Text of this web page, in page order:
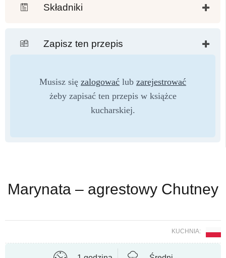
Składniki
Zapisz ten przepis
Musisz się zalogować lub zarejestrować
żeby zapisać ten przepis w książce
kucharskiej.
Marynata – agrestowy Chutney
KUCHNIA: